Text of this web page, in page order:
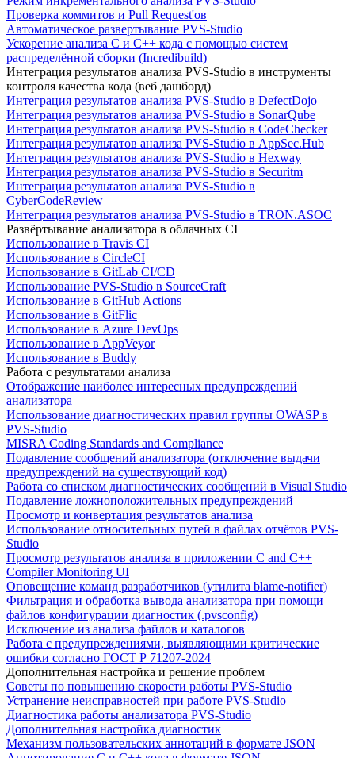
Проверка коммитов и Pull Request'ов
Автоматическое развертывание PVS-Studio
Ускорение анализа C и C++ кода с помощью систем
распределённой сборки (Incredibuild)
Интеграция результатов анализа PVS-Studio в инструменты
контроля качества кода (веб дашборд)
Интеграция результатов анализа PVS-Studio в DefectDojo
Интеграция результатов анализа PVS-Studio в SonarQube
Интеграция результатов анализа PVS-Studio в CodeChecker
Интеграция результатов анализа PVS-Studio в AppSec.Hub
Интеграция результатов анализа PVS-Studio в Hexway
Интеграция результатов анализа PVS-Studio в Securitm
Интеграция результатов анализа PVS-Studio в
CyberCodeReview
Интеграция результатов анализа PVS-Studio в TRON.ASOC
Развёртывание анализатора в облачных CI
Использование в Travis CI
Использование в CircleCI
Использование в GitLab CI/CD
Использование PVS-Studio в SourceCraft
Использование в GitHub Actions
Использование в GitFlic
Использование в Azure DevOps
Использование в AppVeyor
Использование в Buddy
Работа с результатами анализа
Отображение наиболее интересных предупреждений
анализатора
Использование диагностических правил группы OWASP в
PVS-Studio
MISRA Coding Standards and Compliance
Подавление сообщений анализатора (отключение выдачи
предупреждений на существующий код)
Работа со списком диагностических сообщений в Visual Studio
Подавление ложноположительных предупреждений
Просмотр и конвертация результатов анализа
Использование относительных путей в файлах отчётов PVS-
Studio
Просмотр результатов анализа в приложении C and C++
Compiler Monitoring UI
Оповещение команд разработчиков (утилита blame-notifier)
Фильтрация и обработка вывода анализатора при помощи
файлов конфигурации диагностик (.pvsconfig)
Исключение из анализа файлов и каталогов
Работа с предупреждениями, выявляющими критические
ошибки согласно ГОСТ Р 71207-2024
Дополнительная настройка и решение проблем
Советы по повышению скорости работы PVS-Studio
Устранение неисправностей при работе PVS-Studio
Диагностика работы анализатора PVS-Studio
Дополнительная настройка диагностик
Механизм пользовательских аннотаций в формате JSON